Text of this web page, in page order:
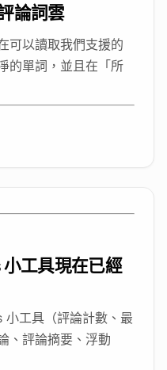
論詞雲
可以讀取我們支援的
的單詞，並且在「所
工具現在已經
工具（評論計數、最
、評論摘要、浮動